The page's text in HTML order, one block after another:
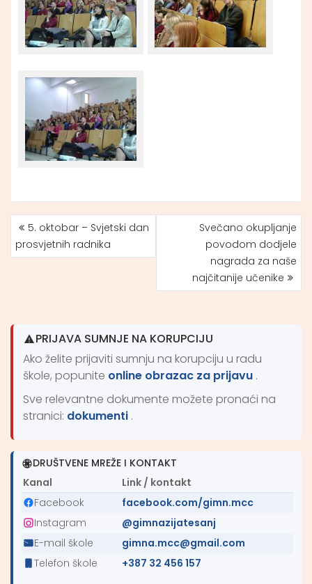
NAVIGACIJA
ČLANAKA
5. oktobar – Svjetski dan
prosvjetnih radnika
Svečano okupljanje
povodom dodjele
nagrada za naše
najčitanije učenike
PRIJAVA SUMNJE NA KORUPCIJU
Ako želite prijaviti sumnju na korupciju u radu
škole, popunite online obrazac za prijavu .
Sve relevantne dokumente možete pronaći na
stranici: dokumenti .
DRUŠTVENE MREŽE I KONTAKT
Kanal
Link / kontakt
Facebook
facebook.com/gimn.mcc
Instagram
@gimnazijatesanj
E-mail škole
gimna.mcc@gmail.com
Telefon škole
+387 32 456 157